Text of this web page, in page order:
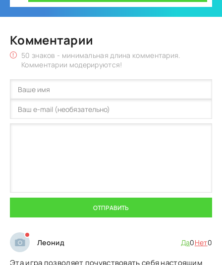
Комментарии
50 знаков - минимальная длина комментария.
Комментарии модерируются!
ОТПРАВИТЬ
Леонид Да0Нет0
Эта игра позволяет почувствовать себя настоящим